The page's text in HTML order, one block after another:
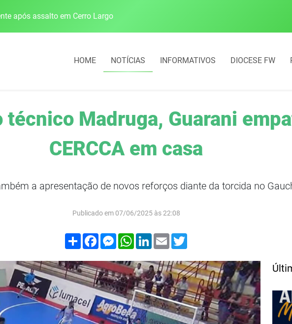
após assalto em Cerro Largo Cobrança do estacionamento
HOME NOTÍCIAS INFORMATIVOS DIOCESE FW
técnico Madruga, Guarani
CERCCA em casa
a apresentação de novos reforços diante da torcida no
Publicado em 07/06/2025 às 22:08
Compartilhar
FacebookMessenger
WhatsApp
LinkedIn
Email